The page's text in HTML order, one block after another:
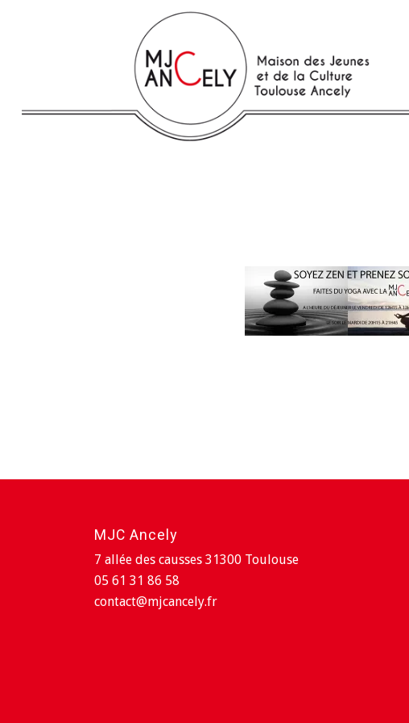
MJC Ancely
7 allée des causses 31300 Toulouse
05 61 31 86 58
contact@mjcancely.fr